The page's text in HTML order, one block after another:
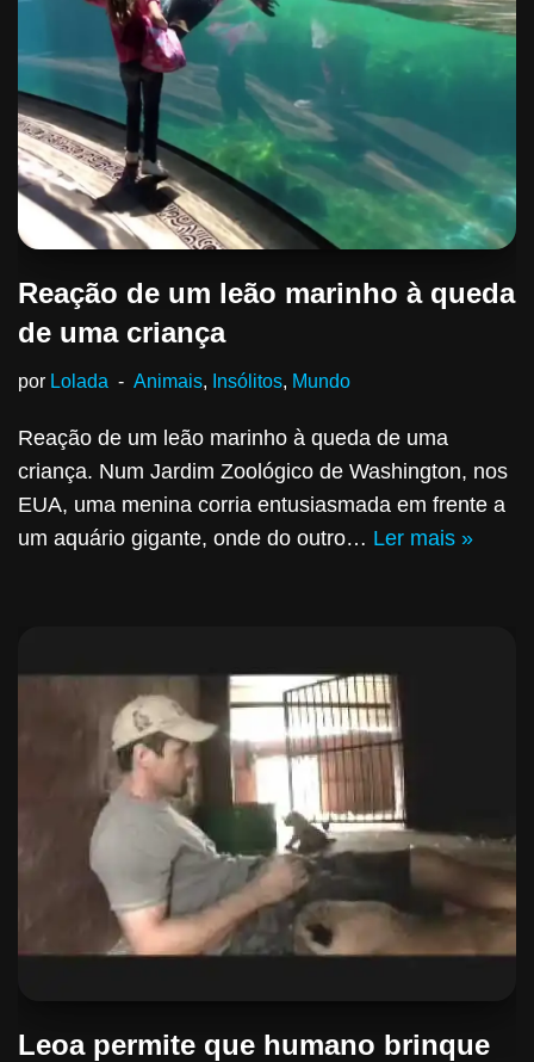
Reação de um leão marinho à queda
de uma criança
por Lolada Animais, Insólitos, Mundo
Reação de um leão marinho à queda de uma
criança. Num Jardim Zoológico de Washington, nos
EUA, uma menina corria entusiasmada em frente a
um aquário gigante, onde do outro… Ler mais »
Leoa permite que humano brinque